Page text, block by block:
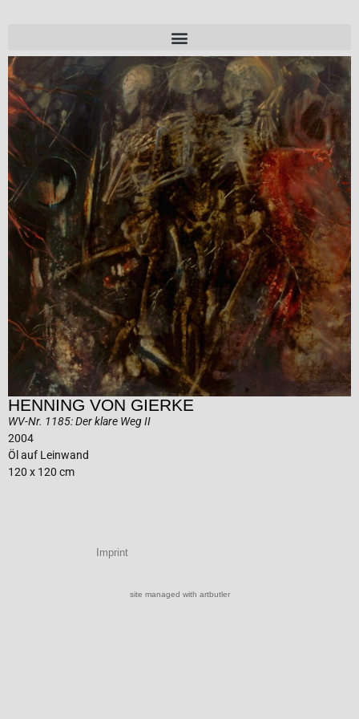
HENNING VON GIERKE
WV-Nr. 1185: Der klare Weg II
2004
Öl auf Leinwand
120 x 120 cm
Imprint
site managed with artbutler